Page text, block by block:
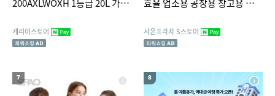
200AXLWOXH 1등급 20L 가정
캐리어스토어
효율 업소용 공장용 창고용 강력
사온프라자 S스토어
7 8